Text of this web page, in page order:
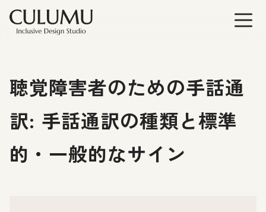
聴覚障害者のための手話通
訳: 手話通訳の種類と標準
的・一般的なサイン